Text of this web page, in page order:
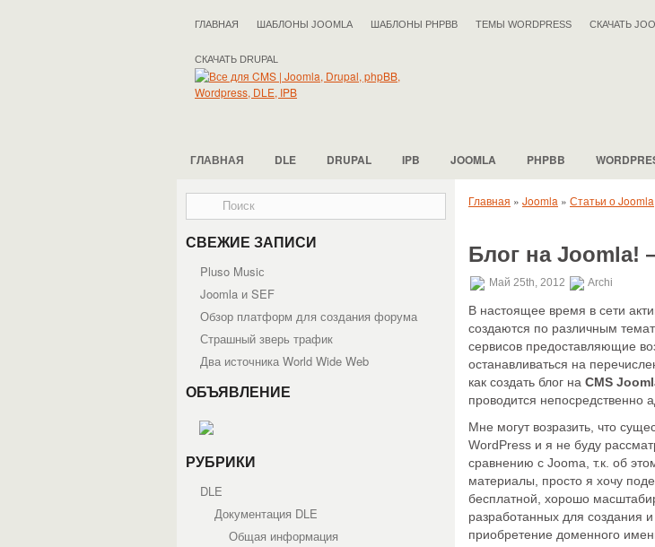
ГЛАВНАЯ ШАБЛОНЫ JOOMLA ШАБЛОНЫ PHPBB ТЕМЫ WORDPRESS СКАЧАТЬ
СКАЧАТЬ DRUPAL
ГЛАВНАЯ DLE DRUPAL IPB JOOMLA PHPBB
СВЕЖИЕ ЗАПИСИ
Pluso Musiс
Joomla и SEF
Обзор платформ для создания форума
Страшный зверь трафик
Два источника World Wide Web
ОБЪЯВЛЕНИЕ
РУБРИКИ
DLE
Документация DLE
Общая информация
Главная » Joomla » Статьи о Joomla
Блог на Joomla!
Май 25th, 2012 Archi
В настоящее время в сети
создаются по различным
сервисов предоставляющие
останавливаться на
как создать блог на CMS
проводится непосредственно
Мне могут возразить, что
WordPress и я не буду
сравнению с Jooma, т.к. об
материалы, просто я хочу
бесплатной, хорошо
разработанных для создания
приобретение доменного